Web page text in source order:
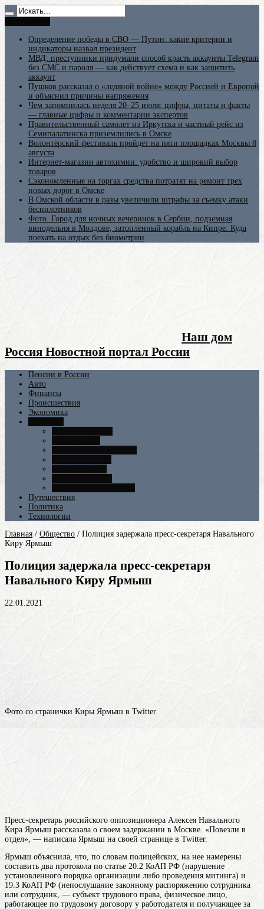
Определение победы в СВО — Путин: какие критерии и
индикаторы назвал президент
МВД: преступники придумали способ красть аккаунты Telegram
без СМС и пароля — как действует схема и как защитить
аккаунт
Пушков рассказал о «ледяной войне» между Россией и Европой
и объяснил причины напряжения
Чем запомнилась неделя 20–25 июля: цифры, цитаты и факты
— главные цифры и комментарии экспертов
Правительственный самолет из Иркутска и частный рейс из
Семипалатинска приземлились в Омске
Волонтёрский фестиваль пройдёт на пяти площадках Москвы 8
августа
Интернет-магазин автохимии: удобство и широкий выбор
товаров
Сэкономленные на торгах средства потратят на ремонт трех
новых дорог в Омске
В Омской области в разы увеличили штрафы за съемку атаки
беспилотников
Фото. Город для ночных вечеринок в Сербии, подземная
винодельня в Молдове, затопленный корабль на Кипре: Куда
поехать на отдых без биометрии
Наш дом
Россия Новостной портал России
Пенсии в России
Авто
Финансы
Происшествия
Экономика
Путешествия
Политика
Технологии
Главная / Общество / Полиция задержала пресс-секретаря Навального
Киру Ярмыш
Полиция задержала пресс-секретаря
Навального Киру Ярмыш
22.01.2021
Фото со странички Киры Ярмыш в Twitter
Пресс-секретарь российского оппозиционера Алексея Навального
Кира Ярмыш рассказала о своем задержании в Москве. «Повезли в
отдел», — написала Ярмыш на своей странице в Twitter.
Ярмыш объяснила, что, по словам полицейских, на нее намерены
составить два протокола по статье 20.2 КоАП РФ (нарушение
установленного порядка организации либо проведения митинга) и
19.3 КоАП РФ (непослушание законному распоряжению сотрудника
или сотрудник, — субъект трудового права, физическое лицо,
работающее по трудовому договору у работодателя и получающее за